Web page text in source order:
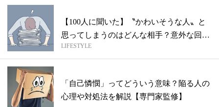
【100人に聞いた】〝かわいそうな人〟と
思ってしまうのはどんな相手？意外な回答
も...
LIFESTYLE
「自己憐憫」ってどういう意味？陥る人の
心理や対処法を解説【専門家監修】